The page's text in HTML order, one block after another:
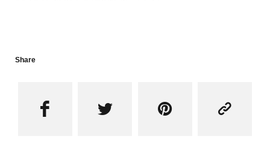
Share
   